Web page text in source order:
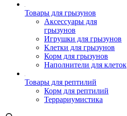
Товары для грызунов
Аксессуары для
грызунов
Игрушки для грызунов
Клетки для грызунов
Корм для грызунов
Наполнители для клеток
Товары для рептилий
Корм для рептилий
Террариумистика